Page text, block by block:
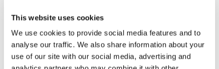
This website uses cookies
We use cookies to provide social media features and to
analyse our traffic. We also share information about your
use of our site with our social media, advertising and
Environments von
Künstlerinnen 1956 – 1976
8.9.23 – 10.3.24